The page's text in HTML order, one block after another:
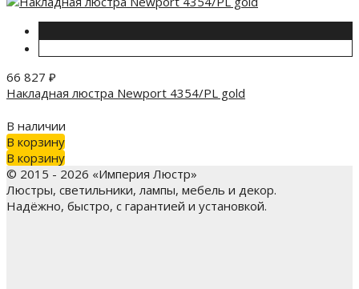
66 827 ₽
Накладная люстра Newport 4354/PL gold
В наличии
В корзину
В корзину
© 2015 - 2026 «Империя Люстр»
Люстры, светильники, лампы, мебель и декор.
Надёжно, быстро, с гарантией и установкой.